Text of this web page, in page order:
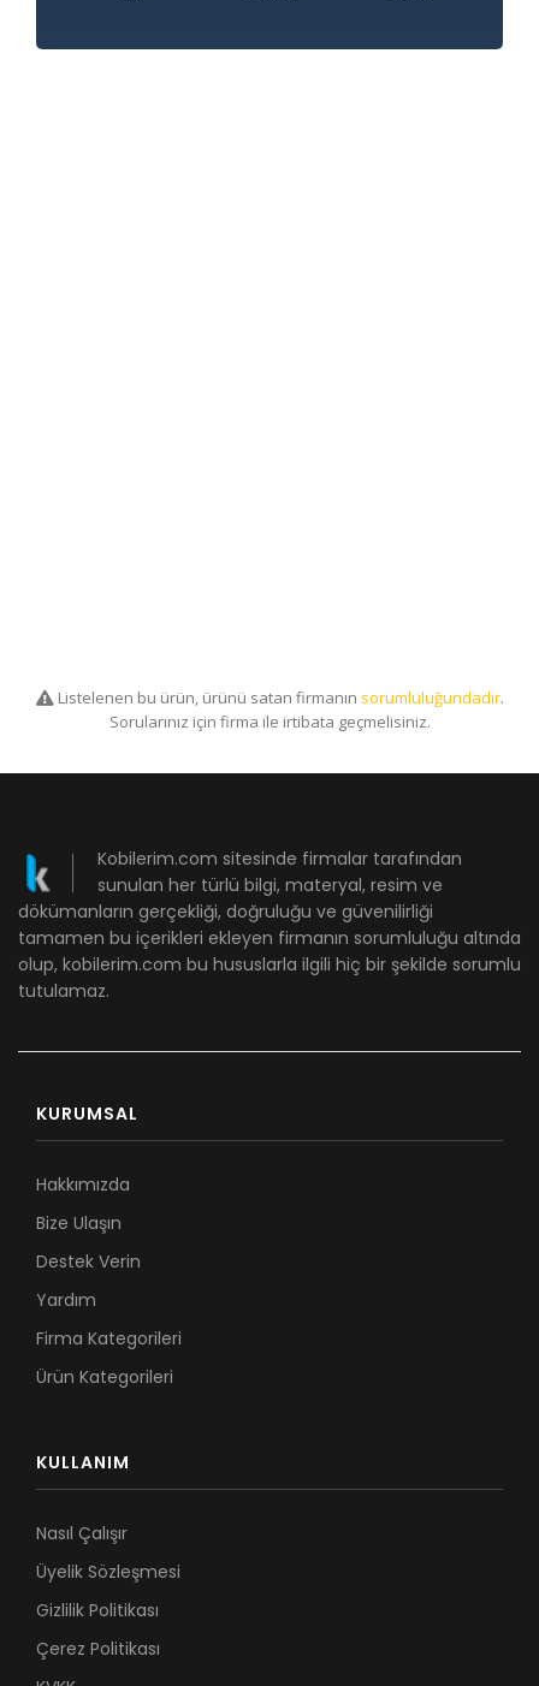
Listelenen bu ürün, ürünü satan firmanın sorumluluğundadır.
Sorularınız için firma ile irtibata geçmelisiniz.
Kobilerim.com sitesinde firmalar tarafından
sunulan her türlü bilgi, materyal, resim ve
dökümanların gerçekliği, doğruluğu ve güvenilirliği
tamamen bu içerikleri ekleyen firmanın sorumluluğu altında
olup, kobilerim.com bu hususlarla ilgili hiç bir şekilde sorumlu
tutulamaz.
KURUMSAL
Hakkımızda
Bize Ulaşın
Destek Verin
Yardım
Firma Kategorileri
Ürün Kategorileri
KULLANIM
Nasıl Çalışır
Üyelik Sözleşmesi
Gizlilik Politikası
Çerez Politikası